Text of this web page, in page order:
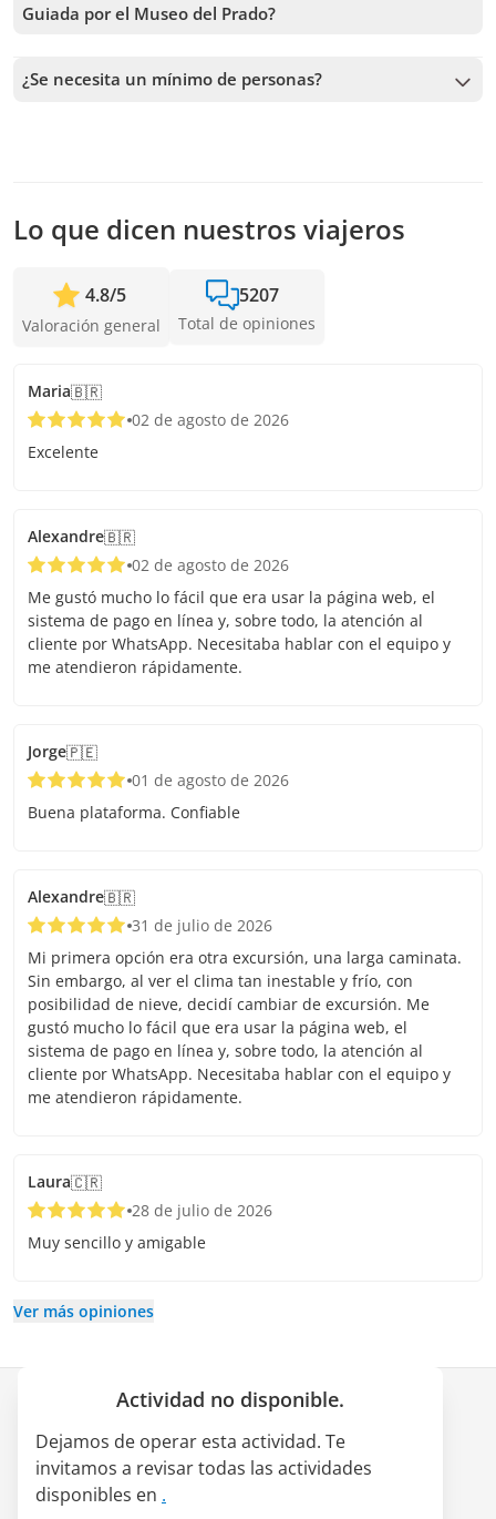
Guiada por el Museo del Prado?
disponibilidad. Por lo tanto, recomendamos reservar con la
mayor anticipación posible para asegurar los cupos.
¿Se necesita un mínimo de personas?
Lo que dicen nuestros viajeros
4.8/5
Valoración general
5207
Total de opiniones
Maria🇧🇷
02 de agosto de 2026
Excelente
Alexandre🇧🇷
02 de agosto de 2026
Me gustó mucho lo fácil que era usar la página web, el
sistema de pago en línea y, sobre todo, la atención al
cliente por WhatsApp. Necesitaba hablar con el equipo y
me atendieron rápidamente.
Jorge🇵🇪
01 de agosto de 2026
Buena plataforma. Confiable
Alexandre🇧🇷
31 de julio de 2026
Mi primera opción era otra excursión, una larga caminata.
Sin embargo, al ver el clima tan inestable y frío, con
posibilidad de nieve, decidí cambiar de excursión. Me
gustó mucho lo fácil que era usar la página web, el
sistema de pago en línea y, sobre todo, la atención al
cliente por WhatsApp. Necesitaba hablar con el equipo y
me atendieron rápidamente.
Laura🇨🇷
28 de julio de 2026
Muy sencillo y amigable
Ver más opiniones
Actividad no disponible.
Dejamos de operar esta actividad. Te
invitamos a revisar todas las actividades
disponibles en .
Quiénes somos
Alianza LATAM Pass
Empleos